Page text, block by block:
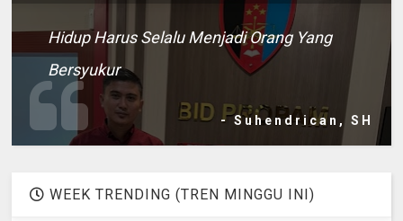
Hidup Harus Selalu Menjadi Orang Yang
Bersyukur
- Suhendrican, SH
WEEK TRENDING (TREN MINGGU INI)